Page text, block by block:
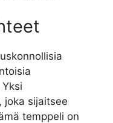
joka sijaitsee
temppeli on